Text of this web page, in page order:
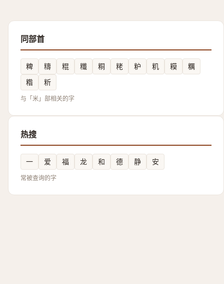
同部首
粺 䊭 䊐 䊱 粡 粩 粐 籶 糢
糲
糌
䉼
与「米」部相关的字
热搜
一 爱 福 龙 和 德 静 安
常被查询的字